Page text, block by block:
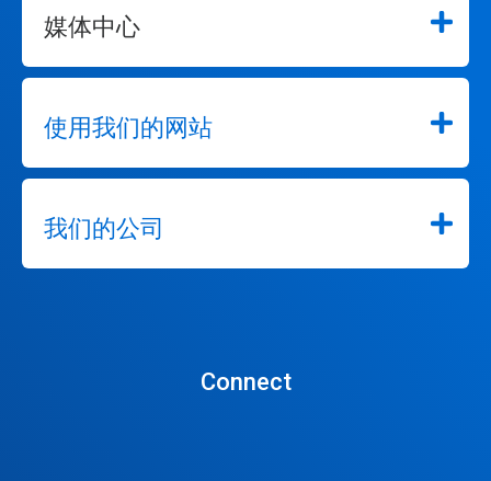
媒体中心
使用我们的网站
我们的公司
Connect